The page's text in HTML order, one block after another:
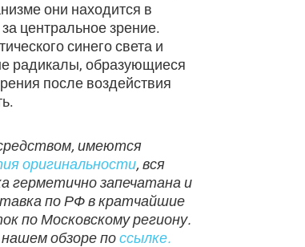
они находится в
центральное зрение.
синего света и
радикалы, образующиеся
после воздействия
имеются
оригинальности, вся
герметично запечатана и
по РФ в кратчайшие
по Московскому региону.
обзоре поссылке.